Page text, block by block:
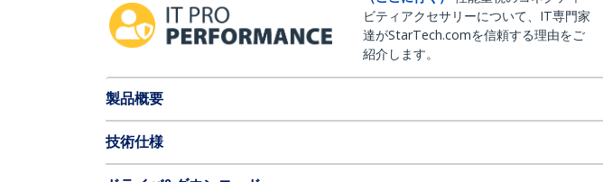
ビティアクセサリーについて、IT専門家
達がStarTech.comを信頼する理由をご
紹介します。
製品概要
技術仕様